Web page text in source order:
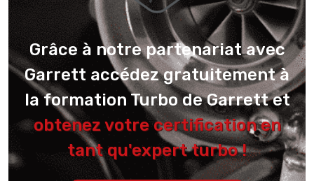
Grâce à notre partenariat avec
Garrett accédez gratuitement à
la formation Turbo de Garrett et
obtenez votre certification en
tant qu'expert turbo !